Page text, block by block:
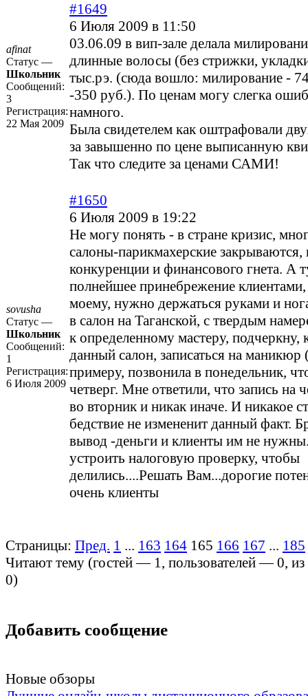
afinat
Статус —
Школьник
Сообщений:
3
Регистрация:
22 Мая 2009
#1649
6 Июля 2009 в 11:50
03.06.09 в вип-зале делала
длинные волосы (без стрижки,
тыс.рэ. (сюда вошло: милирование -
-350 руб.). По ценам могу слегка
намного.
Была свидетелем как оштрафовали
за завышенно по цене выписанную
Так что следите за ценами САМИ!
sovusha
Статус —
Школьник
Сообщений:
1
Регистрация:
6 Июля 2009
#1650
6 Июля 2009 в 19:22
Не могу понять - в стране кризис,
салоны-парикмахерские
конкуренции и финансового гнета. А
полнейшее принебрежение
моему, нужно держаться руками и
в салон на Таганской, с твердым
к определенному мастеру, подчеркну,
данный салон, записаться на
примеру, позвонила в понедельник,
четверг. Мне ответили, что запись на
во вторник и никак иначе. И никакое
бедствие не измененит данный факт.
вывод -деньги и клиенты им не
устроить налоговую проверку, чтобы
делились....Решать Вам...дорогие
очень клиенты
Страницы: Пред. 1 ... 163 164 165 166 167 ... 185
Читают тему (гостей — 1, пользователей —0,
0)
Добавить сообщение
Новые обзоры